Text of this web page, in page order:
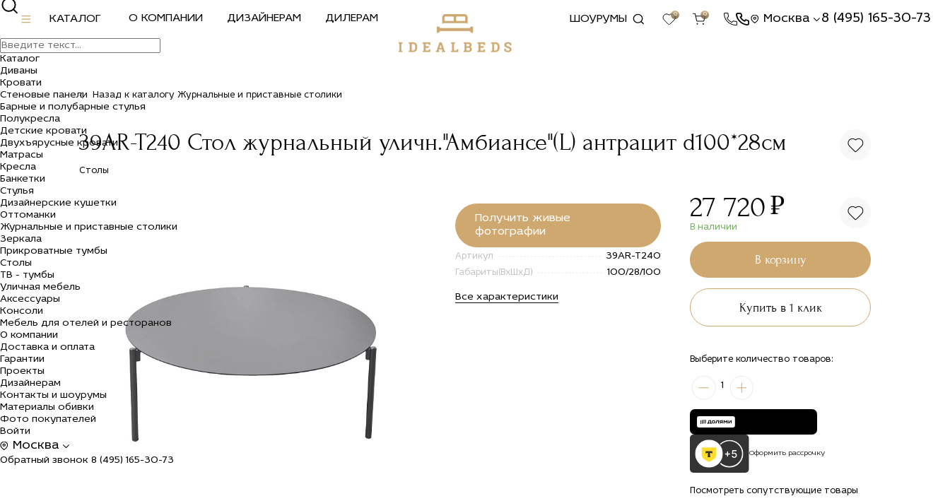
КАТАЛОГ О КОМПАНИИ ДИЗАЙНЕРАМ ДИЛЕРАМ ШОУРУМЫ 0 0 Москва 8 (495) 165-30-73
Каталог
Диваны
Кровати
Стеновые панели
Барные и полубарные стулья
Полукресла
Детские кровати
Двухъярусные кровати
Матрасы
Кресла
Банкетки
Стулья
Дизайнерские кушетки
Оттоманки
Журнальные и приставные столики
Зеркала
Прикроватные тумбы
Столы
ТВ - тумбы
Уличная мебель
Аксессуары
Консоли
Мебель для отелей и ресторанов
О компании
Доставка и оплата
Гарантии
Проекты
Дизайнерам
Контакты и шоурумы
Материалы обивки
Фото покупателей
Войти
Москва
Обратный звонок 8 (495) 165-30-73
Назад к каталогу Журнальные и приставные столики
39AR-T240 Стол журнальный уличн."Амбиансе"(L) антрацит d100*28см
Столы
Получить живые
фотографии
Артикул 39AR-T240
Габариты(ВxШxД) 100/28/100
Все характеристики
27 720₽
В наличии
В корзину
Купить в 1 клик
Выберите количество товаров:
1
Оформить рассрочку
Посмотреть сопутствующие товары